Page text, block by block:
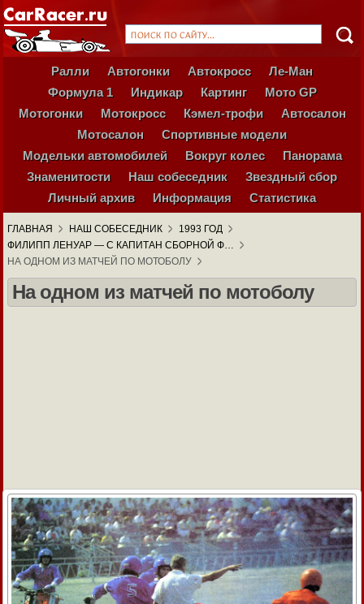
Ралли Автогонки Автокросс
Ле-Ман
Формула 1
Индикар Картинг
Мото GP
Мотогонки
Мотокросс Кэмел-трофи
Автосалон
Мотосалон
Спортивные модели
Модельки автомобилей
Вокруг колес
Панорама
Знаменитости
Наш собеседник
Звездный сбор
Личный архив
Информация Статистика
ГЛАВНАЯ НАШ СОБЕСЕДНИК
1993 ГОД
ФИЛИПП ЛЕНУАР — С КАПИТАН СБОРНОЙ Ф…
НА ОДНОМ ИЗ МАТЧЕЙ ПО МОТОБОЛУ
На одном из матчей по мотоболу